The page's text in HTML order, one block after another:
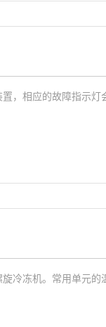
，相应的故障指示
旋冷冻机。常用单元